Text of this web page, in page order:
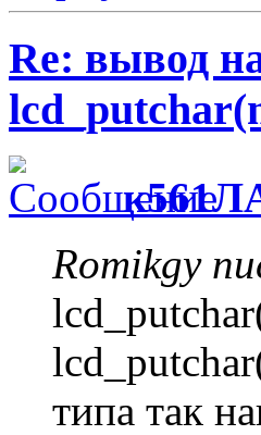
Re: вывод
Romikgy
типа так